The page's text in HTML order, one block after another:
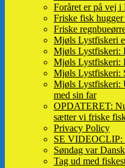
Foråret er på vej
Friske fisk hugger
Friske
Mjøls Lystfiskeri
Mjøls Lystfiskeri:
Mjøls Lystfiskeri:
Mjøls Lystfiskeri:
Mjøls Lystfiskeri:
med sin far
OPDATERET:
sætter vi friske
Privacy Policy
SE VIDEOCLIP:
Søndag var
Tag ud med